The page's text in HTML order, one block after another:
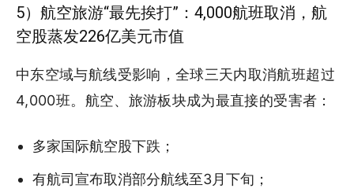
5）航空旅游“最先挨打”：4,000航班取消，航
空股蒸发226亿美元市值
中东空域与航线受影响，全球三天内取消航班超过
4,000班。航空、旅游板块成为最直接的受害者：
多家国际航空股下跌；
有航司宣布取消部分航线至3月下旬；